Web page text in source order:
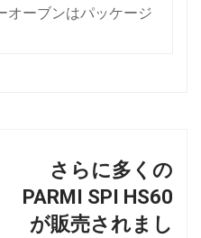
オーブンはパッケージ
さらに多くの
PARMI SPI HS60
が販売されまし